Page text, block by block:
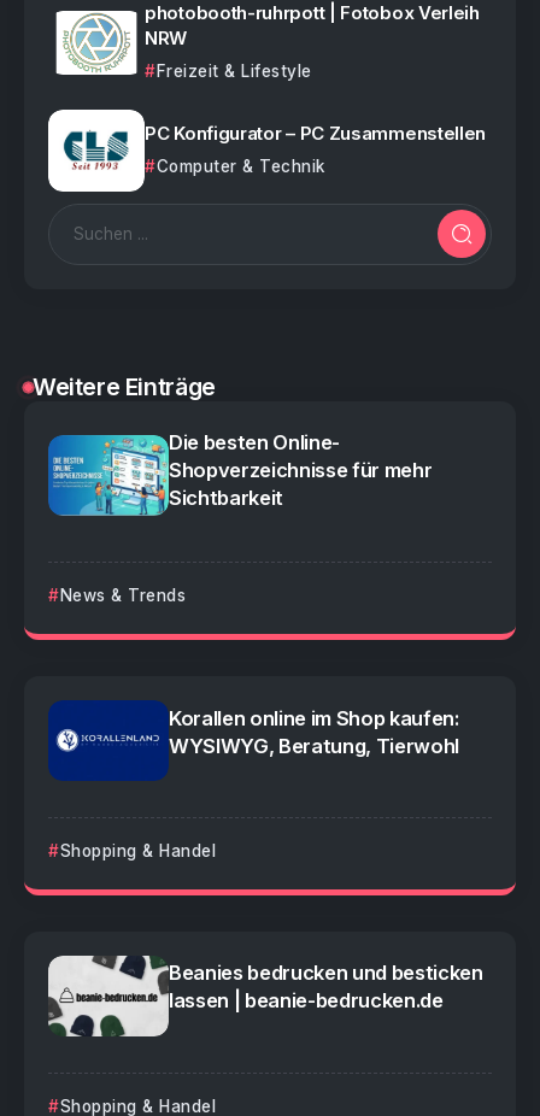
photobooth-ruhrpott | Fotobox Verleih
NRW
Freizeit & Lifestyle
PC Konfigurator – PC Zusammenstellen
Computer & Technik
Weitere Einträge
Die besten Online-
Shopverzeichnisse für mehr
Sichtbarkeit
News & Trends
Korallen online im Shop kaufen:
WYSIWYG, Beratung, Tierwohl
Shopping & Handel
Beanies bedrucken und besticken
lassen | beanie-bedrucken.de
Shopping & Handel